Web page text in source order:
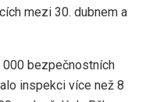
mezi 30. dubnem a
bezpečnostních
inspekci více než 8